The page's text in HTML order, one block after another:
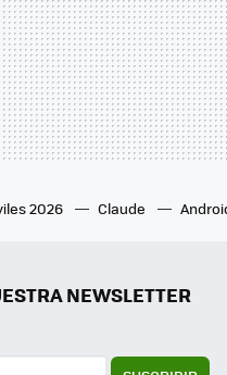
2026 Claude
NEWSLETTER